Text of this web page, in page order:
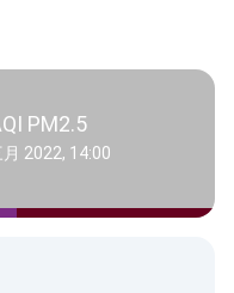
PM2.5
月 2022, 14:00